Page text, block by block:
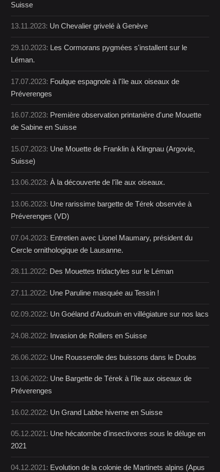
Suisse
13.11.2023: Un Chevalier grivelé à Genève
29.10.2023: Les Cormorans pygmées s'installent sur le
Léman.
17.07.2023: Foulque espagnole à l'île aux oiseaux de
Préverenges
16.07.2023: Première observation printanière d'une Mouette
de Sabine en Suisse
15.07.2023: Une Mouette de Franklin à Klingnau (Argovie,
Suisse)
13.06.2023:À la découverte de l'île aux oiseaux.
13.06.2023: Une rarissime bargette de Térek observée à
Préverenges (VD)
07.04.2023: Entretien avec Lionel Maumary, président du
Cercle ornithologique de Lausanne.
28.11.2022: Des Mouettes tridactyles sur le Léman
27.11.2022: Une Paruline masquée au Tessin !
02.09.2022: Un Goéland d'Audouin en villégiature sur nos lacs
24.08.2022: Invasion de Rolliers en Suisse
26.06.2022: Une Rousserolle des buissons dans le Doubs
13.06.2022: Une Bargette de Térek à l'île aux oiseaux de
Préverenges
16.02.2022: Un Grand Labbe hiverne en Suisse
05.12.2021: Une hécatombe d'insectivores sous le déluge en
2021
04.12.2021: Evolution de la colonie de Martinets alpins (Apus